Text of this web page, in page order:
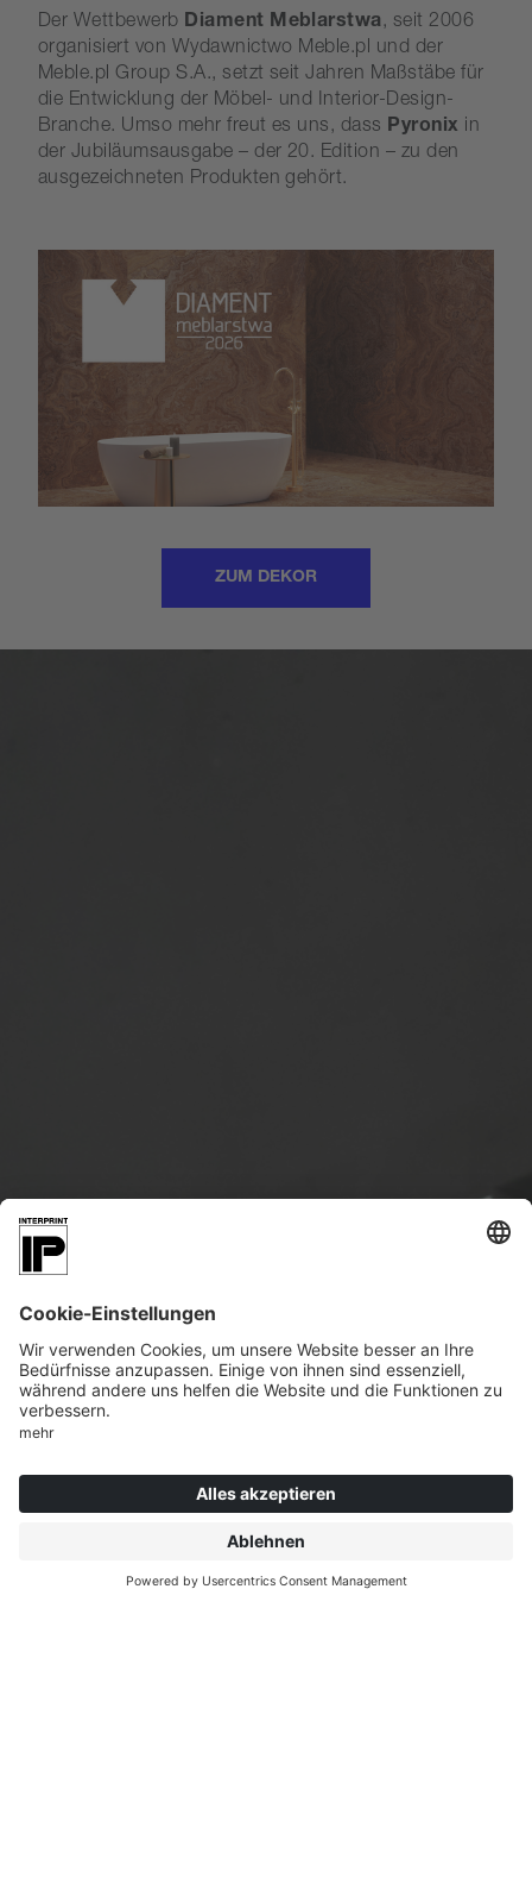
Der Wettbewerb Diament Meblarstwa, seit 2006
organisiert von Wydawnictwo Meble.pl und der
Meble.pl Group S.A., setzt seit Jahren Maßstäbe für
die Entwicklung der Möbel- und Interior-Design-
Branche. Umso mehr freut es uns, dass Pyronix in
der Jubiläumsausgabe – der 20. Edition – zu den
ausgezeichneten Produkten gehört.
ZUM DEKOR